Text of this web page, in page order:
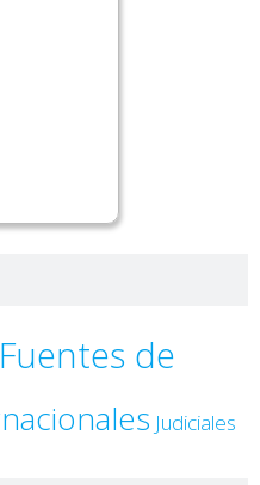
Fuentes de
Judiciales